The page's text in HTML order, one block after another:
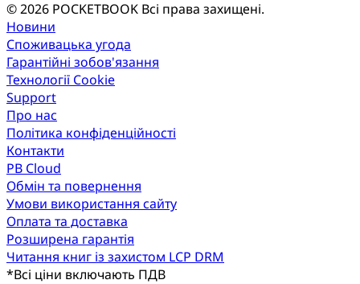
© 2026 POCKETBOOK Всі права захищені.
Новини
Споживацька угода
Гарантійні зобов'язання
Технології Cookie
Support
Про нас
Політика конфіденційності
Контакти
PB Cloud
Обмін та повернення
Умови використання сайту
Оплата та доставка
Розширена гарантія
Читання книг із захистом LCP DRM
*Всі ціни включають ПДВ